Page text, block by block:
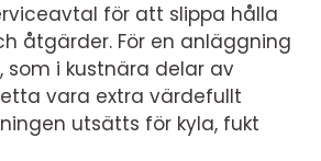
för att slippa hålla
åtgärder. För en anläggning
i kustnära delar av
vara extra värdefullt
utsätts för kyla, fukt